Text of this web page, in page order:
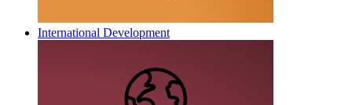
International Development